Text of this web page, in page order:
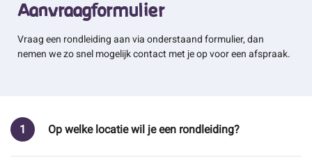
Aanvraagformulier
Vraag een rondleiding aan via onderstaand formulier, dan
nemen we zo snel mogelijk contact met je op voor een afspraak.
1 Op welke locatie wil je een rondleiding?